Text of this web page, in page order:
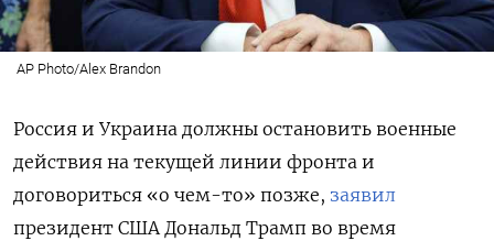
AP Photo/Alex Brandon
Россия и Украина должны остановить военные
действия на текущей линии фронта и
договориться «о чем-то» позже, заявил
президент США Дональд Трамп во время